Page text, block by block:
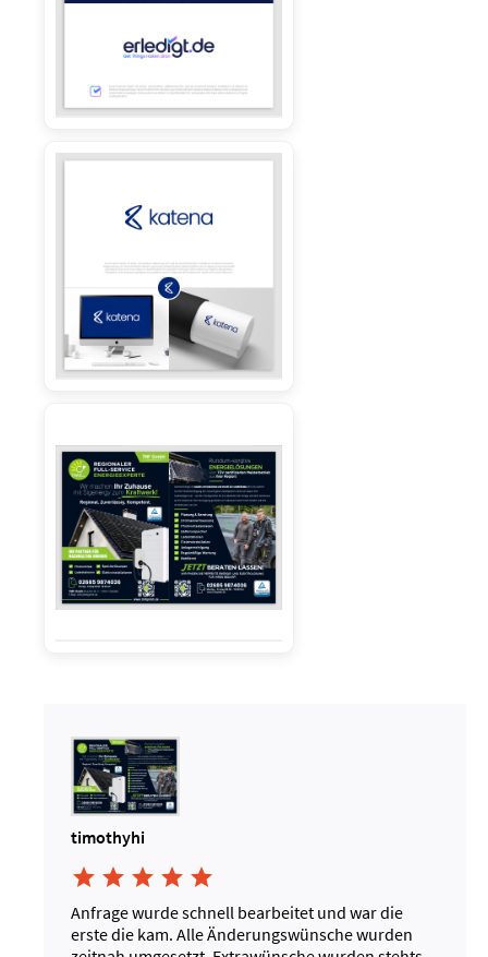
timothyhi
    
Anfrage wurde schnell bearbeitet und war die
erste die kam. Alle Änderungswünsche wurden